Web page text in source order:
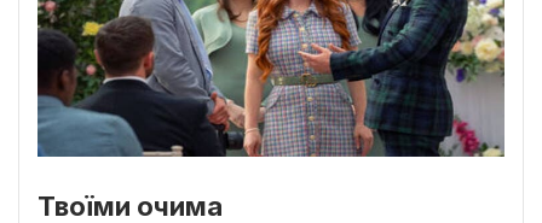
Твоїми очима